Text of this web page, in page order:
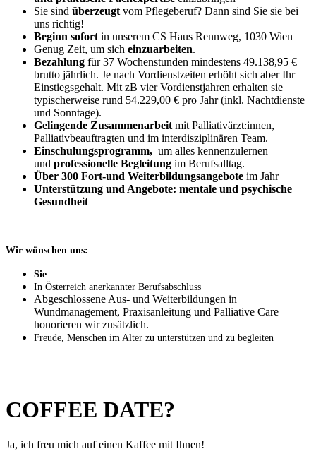
Sie sind überzeugt vom Pflegeberuf? Dann sind Sie sie bei
uns richtig!
Beginn sofort in unserem CS Haus Rennweg, 1030 Wien
Genug Zeit, um sich einzuarbeiten.
Bezahlung für 37 Wochenstunden mindestens 49.138,95 €
brutto jährlich. Je nach Vordienstzeiten erhöht sich aber Ihr
Einstiegsgehalt. Mit zB vier Vordienstjahren erhalten sie
typischerweise rund 54.229,00 € pro Jahr (inkl. Nachtdienste
und Sonntage).
Gelingende Zusammenarbeit mit Palliativärzt:innen,
Palliativbeauftragten und im interdisziplinären Team.
Einschulungsprogramm, um alles kennenzulernen
und professionelle Begleitung im Berufsalltag.
Über 300 Fort-und Weiterbildungsangebote im Jahr
Unterstützung und Angebote: mentale und psychische
Gesundheit
Wir wünschen uns:
Sie
In Österreich anerkannter Berufsabschluss
Abgeschlossene Aus- und Weiterbildungen in
Wundmanagement, Praxisanleitung und Palliative Care
honorieren wir zusätzlich.
Freude, Menschen im Alter zu unterstützen und zu begleiten
COFFEE DATE?
Ja, ich freu mich auf einen Kaffee mit Ihnen!